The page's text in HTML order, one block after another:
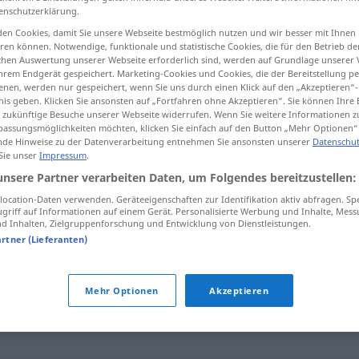
Waschhandschuh
Cookies, damit Sie unsere Webseite bestmöglich nutzen und wir besser mit Ihnen
können. Notwendige, funktionale und statistische Cookies, die für den Betrieb
Auswertung unserer Webseite erforderlich sind, werden auf Grundlage unserer
Endgerät gespeichert. Marketing-Cookies und Cookies, die der Bereitstellung
werden nur gespeichert, wenn Sie uns durch einen Klick auf den
geben. Klicken Sie ansonsten auf „Fortfahren ohne Akzeptieren“. Sie können
Besuche unserer Webseite widerrufen. Wenn Sie weitere Informationen
möchten, klicken Sie einfach auf den Button „Mehr
Hinweise zu der Datenverarbeitung entnehmen Sie ansonsten unserer
unser Impressum.
Partner verarbeiten Daten, um Folgendes bereitzustellen:
Daten verwenden. Geräteeigenschaften zur Identifikation aktiv abfragen.
auf Informationen auf einem Gerät. Personalisierte Werbung und Inhalte,
Inhalten, Zielgruppenforschung und Entwicklung von Dienstleistungen.
(Lieferanten)
Mehr Optionen Akzeptieren